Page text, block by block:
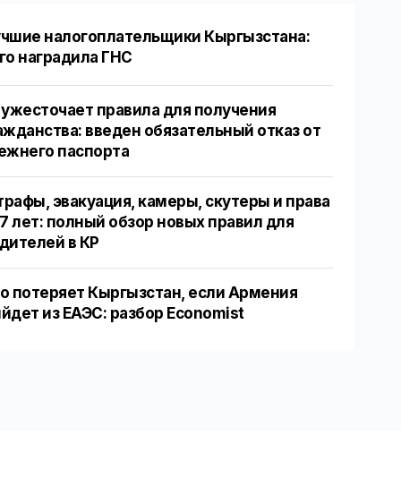
налогоплательщики Кыргызстана:
наградила ГНС
правила для получения
введен обязательный отказ от
паспорта
эвакуация, камеры, скутеры и права
лет: полный обзор новых правил для
в КР
потеряет Кыргызстан, если Армения
из ЕАЭС: разбор Economist